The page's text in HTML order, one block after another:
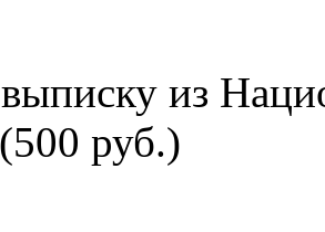
выписку из
руб.)